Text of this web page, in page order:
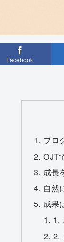
Facebook
ブロ
OJT
成長
自然
成果
1.
2.